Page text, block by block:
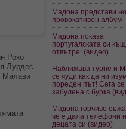
Роко
Лурдес
Малави
Мадона представи
провокативен албум
Мадона показа
португалската си
отвътре! (видео)
Наближава турне и
се чуди как да ни
пореден път! Сега се
забулена с бурка
Мадона горчиво
че е дала телефони
децата си (видео)